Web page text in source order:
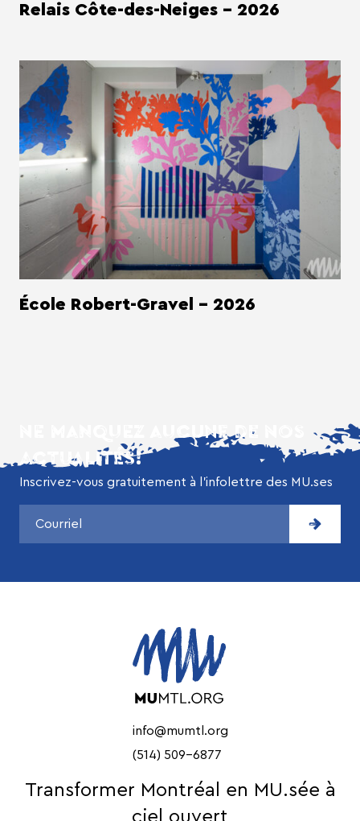
Relais Côte-des-Neiges - 2026
École Robert-Gravel - 2026
NE MANQUEZ AUCUNE DE NOS
ACTUALITÉS!
Inscrivez-vous gratuitement à l’infolettre des MU.ses
info@mumtl.org
(514) 509-6877
Transformer Montréal en MU.sée à
ciel ouvert